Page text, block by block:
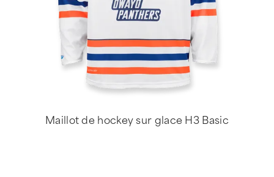
Maillot de hockey sur glace H3 Basic